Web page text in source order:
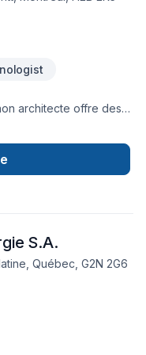
conçoit des
pensés.
architecte offre des
multilogement,
offre aussi le service de
S.A.
Québec, G2N 2G6